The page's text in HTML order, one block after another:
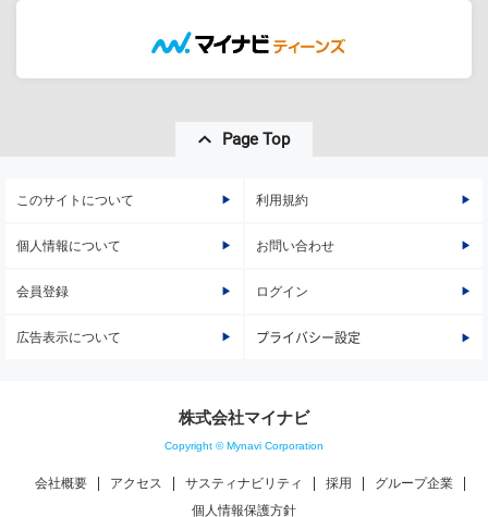
Page Top
このサイトについて 利用規約
個人情報について お問い合わせ
会員登録 ログイン
広告表示について プライバシー設定
株式会社マイナビ
Copyright © Mynavi Corporation
会社概要 アクセス サスティナビリティ 採用
グループ企業
個人情報保護方針